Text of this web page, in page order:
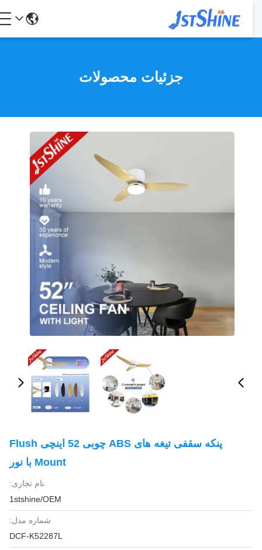
جزئیات محصولات
پنکه سقفی تیغه های ABS چوبی 52 اینچی Flush
Mount با نور
نام تجاری:
1stshine/OEM
شماره مدل:
DCF-K52287L